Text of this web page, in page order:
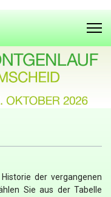
der vergangenen
Sie aus der Tabelle